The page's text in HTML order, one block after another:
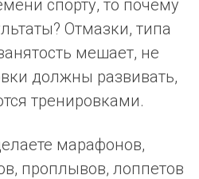
спорту, то почему
Отмазки, типа
мешает, не
должны развивать,
тренировками.
марафонов,
проплывов, лоппетов